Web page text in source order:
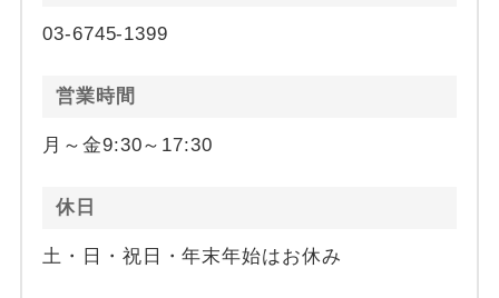
03-6745-1399
営業時間
月～金9:30～17:30
休日
土・日・祝日・年末年始はお休み